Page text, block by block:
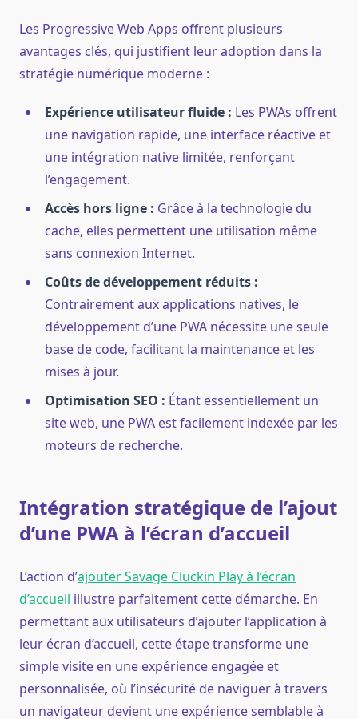
Les Progressive Web Apps offrent plusieurs
avantages clés, qui justifient leur adoption dans la
stratégie numérique moderne :
Expérience utilisateur fluide : Les PWAs offrent
une navigation rapide, une interface réactive et
une intégration native limitée, renforçant
l’engagement.
Accès hors ligne : Grâce à la technologie du
cache, elles permettent une utilisation même
sans connexion Internet.
Coûts de développement réduits :
Contrairement aux applications natives, le
développement d’une PWA nécessite une seule
base de code, facilitant la maintenance et les
mises à jour.
Optimisation SEO : Étant essentiellement un
site web, une PWA est facilement indexée par les
moteurs de recherche.
Intégration stratégique de l’ajout
d’une PWA à l’écran d’accueil
L’action d’ajouter Savage Cluckin Play à l’écran
d’accueil illustre parfaitement cette démarche. En
permettant aux utilisateurs d’ajouter l’application à
leur écran d’accueil, cette étape transforme une
simple visite en une expérience engagée et
personnalisée, où l’insécurité de naviguer à travers
un navigateur devient une expérience semblable à